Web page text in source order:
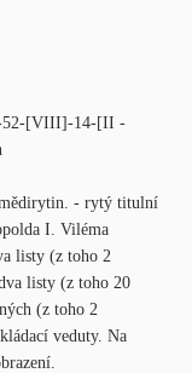
52-[VIII]-14-[II -
- rytý titulní
I. Viléma
listy (z toho 2
listy (z toho 20
(z toho 2
veduty. Na